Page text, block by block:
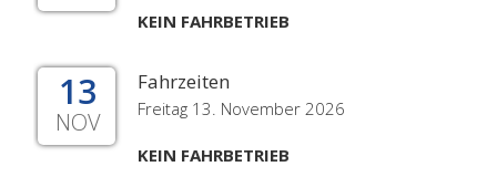
KEIN FAHRBETRIEB
13
NOV
Fahrzeiten
Freitag 13. November 2026
KEIN FAHRBETRIEB